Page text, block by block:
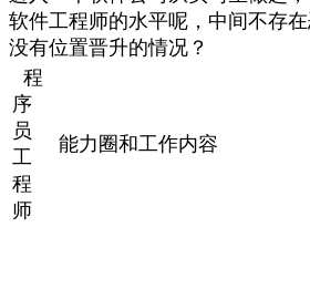
软件工程师的水平呢，中间不存
没有位置晋升的情况？
程
序
员
工
程
师
能力圈和工作内容